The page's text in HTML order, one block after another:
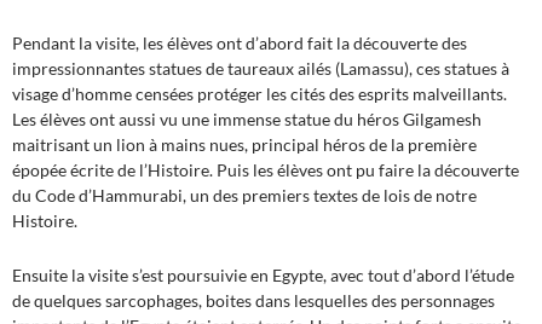
Pendant la visite, les élèves ont d’abord fait la découverte des
impressionnantes statues de taureaux ailés (Lamassu), ces statues à
visage d’homme censées protéger les cités des esprits malveillants.
Les élèves ont aussi vu une immense statue du héros Gilgamesh
maitrisant un lion à mains nues, principal héros de la première
épopée écrite de l’Histoire. Puis les élèves ont pu faire la découverte
du Code d’Hammurabi, un des premiers textes de lois de notre
Histoire.
Ensuite la visite s’est poursuivie en Egypte, avec tout d’abord l’étude
de quelques sarcophages, boites dans lesquelles des personnages